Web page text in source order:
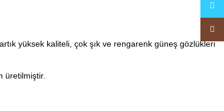
yüksek kaliteli, çok şık ve rengarenk güneş gözlükleri
üretilmiştir.